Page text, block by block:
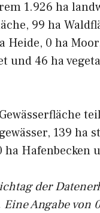
1.926 ha
99 ha
Heide, 0 ha
und 46 ha
139 ha
ha Hafenbecken
der
Eine Angabe von